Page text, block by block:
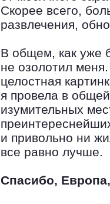
Скорее всего,
развлечения,
В общем, как уже
не озолотил
целостная
я провела в
изумительных
и привольно ни
все равно лучше.
Спасибо,